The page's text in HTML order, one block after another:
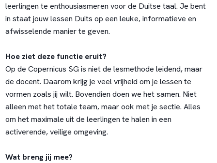
leerlingen te enthousiasmeren voor de Duitse taal. Je bent
in staat jouw lessen Duits op een leuke, informatieve en
afwisselende manier te geven.
Hoe ziet deze functie eruit?
Op de Copernicus SG is niet de lesmethode leidend, maar
de docent. Daarom krijg je veel vrijheid om je lessen te
vormen zoals jij wilt. Bovendien doen we het samen. Niet
alleen met het totale team, maar ook met je sectie. Alles
om het maximale uit de leerlingen te halen in een
activerende, veilige omgeving.
Wat breng jij mee?